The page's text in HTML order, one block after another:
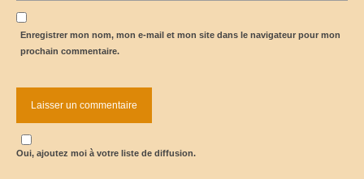
Enregistrer mon nom, mon e-mail et mon site dans le navigateur pour mon
prochain commentaire.
Oui, ajoutez moi à votre liste de diffusion.